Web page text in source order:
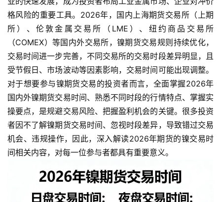
格风险的重要工具。2026年，国内上海期货交易所（上期
所）、伦敦金属交易所（LME）、纽约商品交易所
（COMEX）等国内外交易所，镍期货交易规则持续优化，
交易时间进一步完善，不同交易所的交易时段差异明显，且
受节假日、市场波动等因素影响，交易时间可能出现调整。
对于想要参与镍期货交易的投资者而言，全面掌握2026年
国内外镍期货交易时间、熟悉不同时段的行情特点、掌握实
操要点，是规避交易风险、把握盈利机会的关键。很多投资
者因不了解镍期货交易时间、忽视时段差异，导致错过交易
机会、违规操作，因此，深入解读2026年期货的镍交易时
间相关内容，对每一位参与者都具有重要意义。